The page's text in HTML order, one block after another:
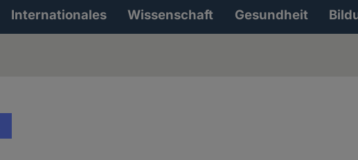
Volltextsuche
Internationales Wissenschaft Gesundheit